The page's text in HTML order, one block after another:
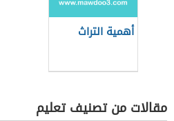
أهمية التراث
مقالات من تصنيف تعليم